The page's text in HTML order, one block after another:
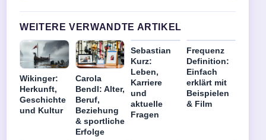
WEITERE VERWANDTE ARTIKEL
Wikinger:
Herkunft,
Geschichte
und Kultur
Carola
Bendl: Alter,
Beruf,
Beziehung
& sportliche
Erfolge
Sebastian
Kurz:
Leben,
Karriere
und
aktuelle
Fragen
Frequenz
Definition:
Einfach
erklärt mit
Beispielen
& Film